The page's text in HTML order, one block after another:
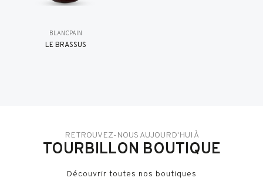
BLANCPAIN
LE BRASSUS
RETROUVEZ-NOUS AUJOURD'HUI À
TOURBILLON BOUTIQUE
Découvrir toutes nos boutiques